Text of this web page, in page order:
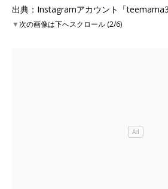
出典：Instagramアカウント「
▼次の画像は下へスクロール (2/6)